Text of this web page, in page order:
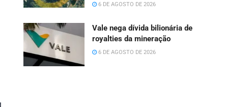
6 DE AGOSTO DE 2026
Vale nega dívida bilionária de
royalties da mineração
6 DE AGOSTO DE 2026